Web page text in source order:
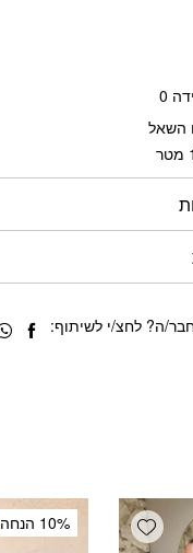
0
השאל
ה? לחצ/י לשיתוף:
Add wishlist10% הנחה